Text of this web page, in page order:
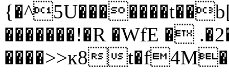
�������!�R �WfE �
����>>ĸ8